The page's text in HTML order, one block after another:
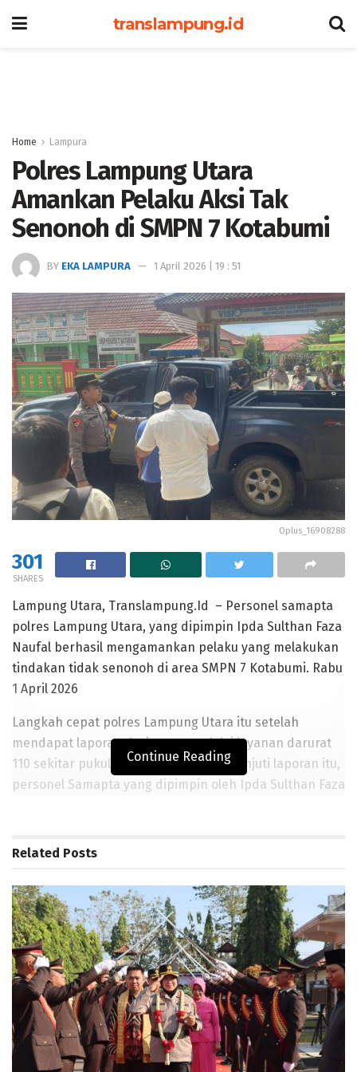
translampung.id
Home Lampura
Polres Lampung Utara
Amankan Pelaku Aksi Tak
Senonoh di SMPN 7 Kotabumi
BY EKA LAMPURA 1 April 2026 | 19 : 51
Oplus_16908288
301
SHARES
Lampung Utara, Translampung.Id – Personel samapta
polres Lampung Utara, yang dipimpin Ipda Sulthan Faza
Naufal berhasil mengamankan pelaku yang melakukan
tindakan tidak senonoh di area SMPN 7 Kotabumi. Rabu
1 April 2026
Langkah cepat polres Lampung Utara itu setelah
mendapat laporan dari warga melalui layanan darurat
110 sekitar pukul 14.55 WIB. Menindaklanjuti laporan itu,
personel Samapta yang dipimpin oleh Ipda Sulthan Faza
Usai olah TKP Anggota mengamankan DS (36) pria yang
cara menunjukkan kemaluannya di area sekolah.
BACA JUGA
Disambut Tradisi Pedang Pora, AKBP Raswidiati Anggraini,
Polwan Pertama Jabat Kapolres Lampura
Pemkab Lampura Rakor Kesepakatan Perbaikan Jalan
Bernah Kali Cinta
Polisi Ungkap Pelaku Pencabulan Anak Dibawah Umur Di
Continue Reading
Related Posts